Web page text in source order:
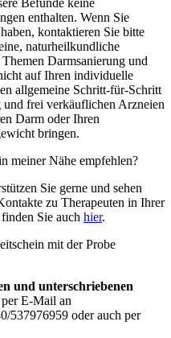
Befunde keine
enthalten. Wenn Sie
kontaktieren Sie bitte
naturheilkundliche
Darmsanierung und
auf Ihren individuelle
allgemeine Schritt-für-Schritt
frei verkäuflichen Arzneien
Darm oder Ihren
bringen.
meiner Nähe empfehlen?
Sie gerne und sehen
zu Therapeuten in Ihrer
Sie auch hier.
mit der Probe
und unterschriebenen
E-Mail an
537976959 oder auch per